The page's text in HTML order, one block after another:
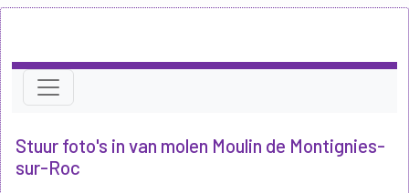
Stuur foto's in van molen Moulin de Montignies-
sur-Roc